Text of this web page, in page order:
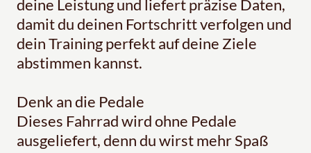
deine Leistung und liefert präzise Daten,
damit du deinen Fortschritt verfolgen und
dein Training perfekt auf deine Ziele
abstimmen kannst.
Denk an die Pedale
Dieses Fahrrad wird ohne Pedale
ausgeliefert, denn du wirst mehr Spaß